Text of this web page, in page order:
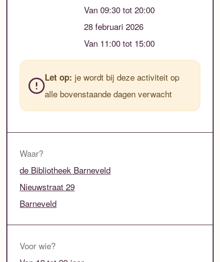
Van 09:30 tot 20:00
28 februari 2026
Van 11:00 tot 15:00
Let op: je wordt bij deze activiteit op
alle bovenstaande dagen verwacht
Waar?
de Bibliotheek Barneveld
Nieuwstraat 29
Barneveld
Voor wie?